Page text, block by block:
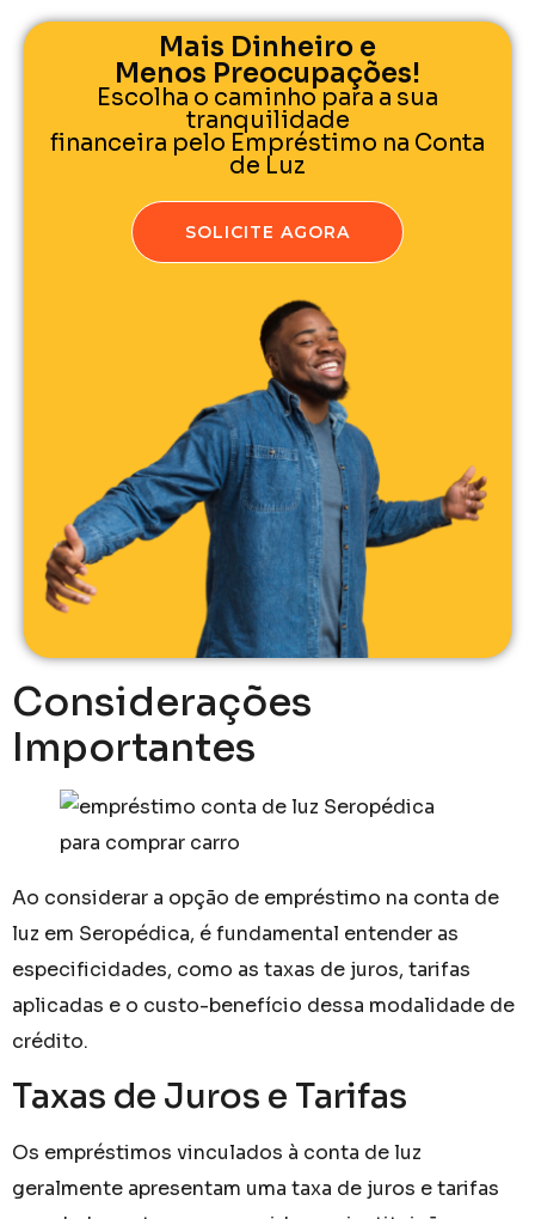
Mais Dinheiro e
Menos Preocupações!
Escolha o caminho para a sua
tranquilidade
financeira pelo Empréstimo na Conta
de Luz
SOLICITE AGORA
Considerações
Importantes
Ao considerar a opção de empréstimo na conta de
luz em Seropédica, é fundamental entender as
especificidades, como as taxas de juros, tarifas
aplicadas e o custo-benefício dessa modalidade de
crédito.
Taxas de Juros e Tarifas
Os empréstimos vinculados à conta de luz
geralmente apresentam uma taxa de juros e tarifas